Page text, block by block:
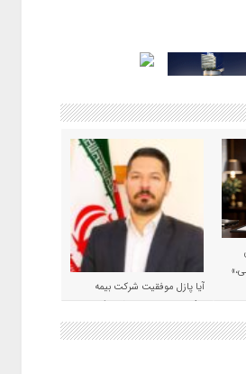
آیا پازل موفقیت شرکت بیمه
حکمت صبا در سال ۱۴۰۵ کامل می
شود؟!